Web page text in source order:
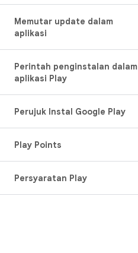
Memutar update dalam
aplikasi
Perintah penginstalan dalam
aplikasi Play
Perujuk Instal Google Play
Play Points
Persyaratan Play